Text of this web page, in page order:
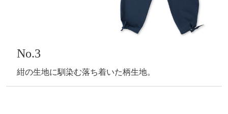
No.3
紺の生地に馴染む落ち着いた柄生地。